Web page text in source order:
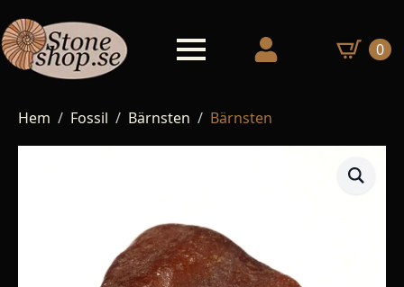
0
Hem Fossil Bärnsten Bärnsten